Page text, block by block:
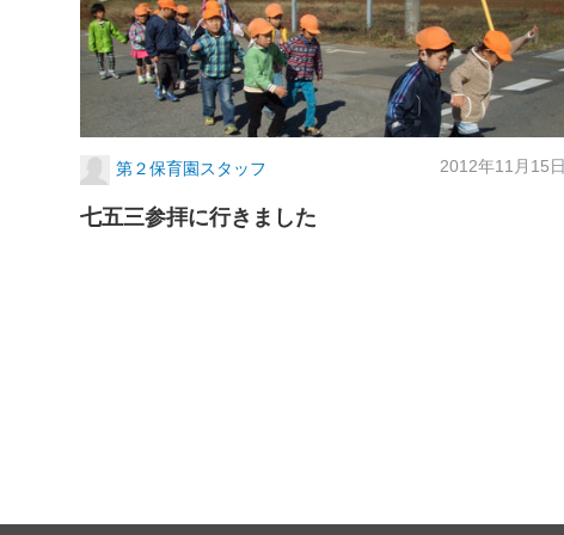
第２保育園スタッフ 2012年11月15日
七五三参拝に行きました